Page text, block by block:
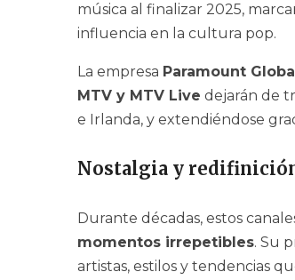
música al finalizar 2025,
influencia en la cultura pop.
La empresa Paramount Global
MTV y MTV Live dejarán de
e Irlanda, y extendiéndose
Nostalgia y
Durante décadas, estos
momentos irrepetibles. Su
artistas, estilos y tendencias